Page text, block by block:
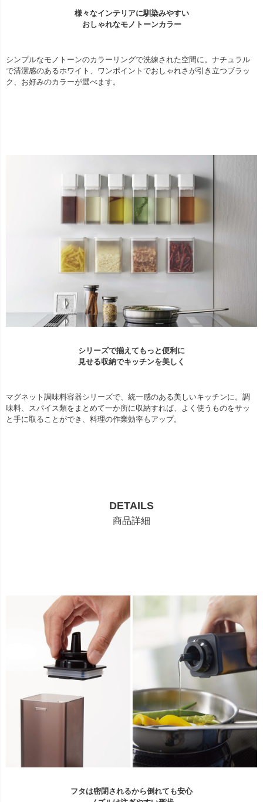
様々なインテリアに馴染みやすい
おしゃれなモノトーンカラー
シンプルなモノトーンのカラーリングで洗練された空間に。ナチュラル
で清潔感のあるホワイト、ワンポイントでおしゃれさが引き立つブラッ
ク、お好みのカラーが選べます。
シリーズで揃えてもっと便利に
見せる収納でキッチンを美しく
マグネット調味料容器シリーズで、統一感のある美しいキッチンに。調
味料、スパイス類をまとめて一か所に収納すれば、よく使うものをサッ
と手に取ることができ、料理の作業効率もアップ。
DETAILS
商品詳細
フタは密閉されるから倒れても安心